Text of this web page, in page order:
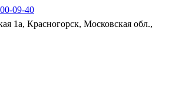
09-40
1а, Красногорск, Московская обл.,